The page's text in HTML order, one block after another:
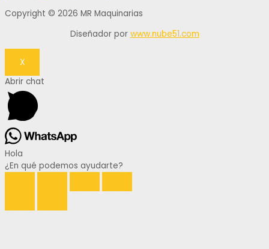
Copyright © 2026 MR Maquinarias
Diseñador por www.nube51.com
X
Abrir chat
Hola
¿En qué podemos ayudarte?